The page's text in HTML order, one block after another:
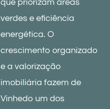
que priorizam áreas
verdes e eficiência
energética. O
crescimento organizado
e a valorização
imobiliária fazem de
Vinhedo um dos